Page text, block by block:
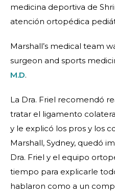
medicina deportiva de
atención ortopédica
Marshall’s medical team
surgeon and sports
M.D.
La Dra. Friel recomendó
tratar el ligamento
y le explicó los pros y los
Marshall, Sydney, quedó
Dra. Friel y el equipo
tiempo para explicarle
hablaron como a un